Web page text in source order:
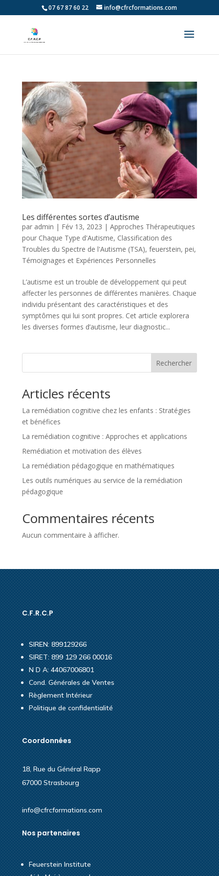
07 67 87 60 22 info@cfrcformations.com
Les différentes sortes d’autisme
par admin | Fév 13, 2023 | Approches Thérapeutiques
pour Chaque Type d'Autisme, Classification des
Troubles du Spectre de l'Autisme (TSA), feuerstein, pei,
Témoignages et Expériences Personnelles
L’autisme est un trouble de développement qui peut
affecter les personnes de différentes manières. Chaque
individu présentant des caractéristiques et des
symptômes qui lui sont propres. Cet article explorera
les diverses formes d’autisme, leur diagnostic...
Rechercher
Articles récents
La remédiation cognitive chez les enfants : Stratégies
et bénéfices
La remédiation cognitive : Approches et applications
Remédiation et motivation des élèves
La remédiation pédagogique en mathématiques
Les outils numériques au service de la remédiation
pédagogique
Commentaires récents
Aucun commentaire à afficher.
C.F.R.C.P
SIREN: 899129266
SIRET: 899 129 266 00016
N D A: 44067006801
Cond. Générales de Ventes
Règlement Intérieur
Politique de confidentialité
Coordonnées
18, Rue du Général Rapp
67000 Strasbourg
info@cfrcformations.com
Nos partenaires
Feuerstein Institute